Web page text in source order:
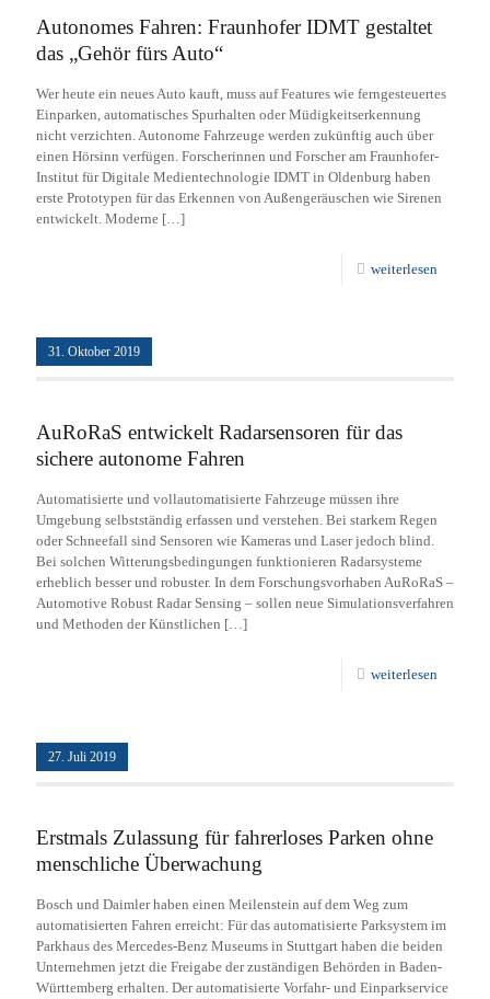
Autonomes Fahren: Fraunhofer IDMT gestaltet
das „Gehör fürs Auto“
Wer heute ein neues Auto kauft, muss auf Features wie ferngesteuertes
Einparken, automatisches Spurhalten oder Müdigkeitserkennung
nicht verzichten. Autonome Fahrzeuge werden zukünftig auch über
einen Hörsinn verfügen. Forscherinnen und Forscher am Fraunhofer-
Institut für Digitale Medientechnologie IDMT in Oldenburg haben
erste Prototypen für das Erkennen von Außengeräuschen wie Sirenen
entwickelt. Moderne […]
weiterlesen
31. Oktober 2019
AuRoRaS entwickelt Radarsensoren für das
sichere autonome Fahren
Automatisierte und vollautomatisierte Fahrzeuge müssen ihre
Umgebung selbstständig erfassen und verstehen. Bei starkem Regen
oder Schneefall sind Sensoren wie Kameras und Laser jedoch blind.
Bei solchen Witterungsbedingungen funktionieren Radarsysteme
erheblich besser und robuster. In dem Forschungsvorhaben AuRoRaS –
Automotive Robust Radar Sensing – sollen neue Simulationsverfahren
und Methoden der Künstlichen […]
weiterlesen
27. Juli 2019
Erstmals Zulassung für fahrerloses Parken ohne
menschliche Überwachung
Bosch und Daimler haben einen Meilenstein auf dem Weg zum
automatisierten Fahren erreicht: Für das automatisierte Parksystem im
Parkhaus des Mercedes-Benz Museums in Stuttgart haben die beiden
Unternehmen jetzt die Freigabe der zuständigen Behörden in Baden-
Württemberg erhalten. Der automatisierte Vorfahr- und Einparkservice